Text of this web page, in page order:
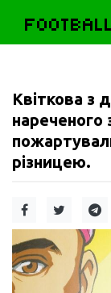
FOOTBALL
Квіткова з
нареченого
різницею.